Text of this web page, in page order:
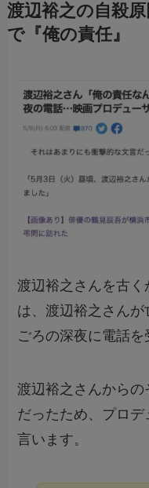
渡辺裕之の自殺
で『俺の責任』
渡辺裕之さんを古
は、渡辺裕之さんが
ごろの深夜に電話を
渡辺裕之さんから
だったため、プロデ
言います。